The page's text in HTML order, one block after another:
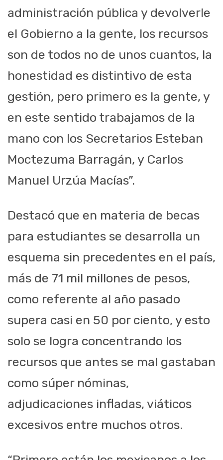
administración pública y devolverle
el Gobierno a la gente, los recursos
son de todos no de unos cuantos, la
honestidad es distintivo de esta
gestión, pero primero es la gente, y
en este sentido trabajamos de la
mano con los Secretarios Esteban
Moctezuma Barragán, y Carlos
Manuel Urzúa Macías”.
Destacó que en materia de becas
para estudiantes se desarrolla un
esquema sin precedentes en el país,
más de 71 mil millones de pesos,
como referente al año pasado
supera casi en 50 por ciento, y esto
solo se logra concentrando los
recursos que antes se mal gastaban
como súper nóminas,
adjudicaciones infladas, viáticos
excesivos entre muchos otros.